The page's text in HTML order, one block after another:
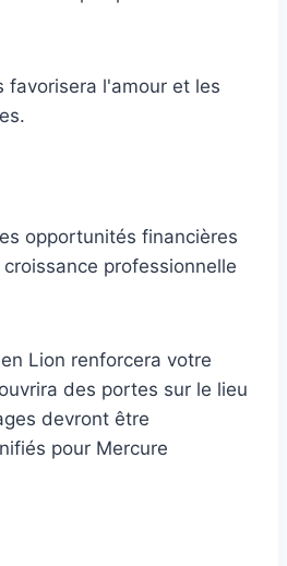
favorisera l'amour et les
opportunités financières
professionnelle
Lion renforcera votre
des portes sur le lieu
devront être
pour Mercure